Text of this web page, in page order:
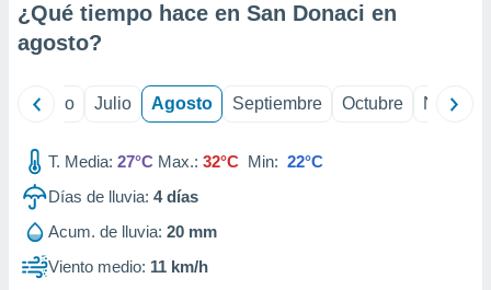
de¿Qué tiempo hace en San Donaci en
agosto?
Junio Julio Agosto Septiembre Octubre
T. Media: 27°C Max.: 32°C Min: 22°C
Días de lluvia: 4días
Acum. de lluvia: 20 mm
Viento medio: 11 km/h